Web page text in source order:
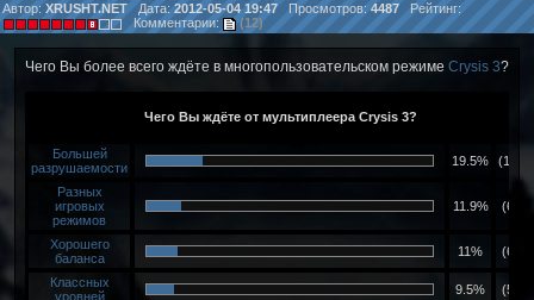
Автор: XRUSHT.NET Дата:2012-05-04 19:47Просмотров:4487 Рейтинг:
Комментарии:
(12)
Чего Вы более всего ждёте в многопользовательском режиме Crysis 3?